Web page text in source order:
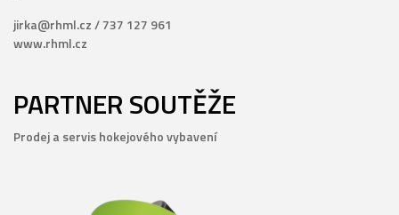
jirka@rhml.cz / 737 127 961
www.rhml.cz
PARTNER SOUTĚŽE
Prodej a servis hokejového vybavení